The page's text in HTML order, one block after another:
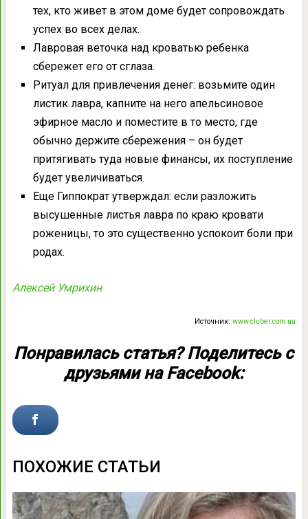
тех, кто живет в этом доме будет сопровождать
успех во всех делах.
Лавровая веточка над кроватью ребенка
сбережет его от сглаза.
Ритуал для привлечения денег: возьмите один
листик лавра, капните на него апельсиновое
эфирное масло и поместите в то место, где
обычно держите сбережения – он будет
притягивать туда новые финансы, их поступление
будет увеличиваться.
Еще Гиппократ утверждал: если разложить
высушенные листья лавра по краю кровати
роженицы, то это существенно успокоит боли при
родах.
Алексей Умрихин
Источник:www.cluber.com.ua
Понравилась статья? Поделитесь с
друзьями на Facebook:
ПОХОЖИЕ СТАТЬИ